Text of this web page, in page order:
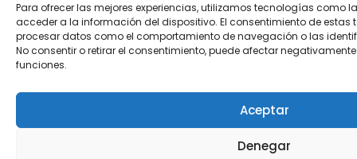
Para ofrecer las mejores experiencias, utilizamos tecnologías como
acceder a la información del dispositivo. El consentimiento de
procesar datos como el comportamiento de navegación o las
No consentir o retirar el consentimiento, puede afectar
funciones.
Aceptar
Denegar